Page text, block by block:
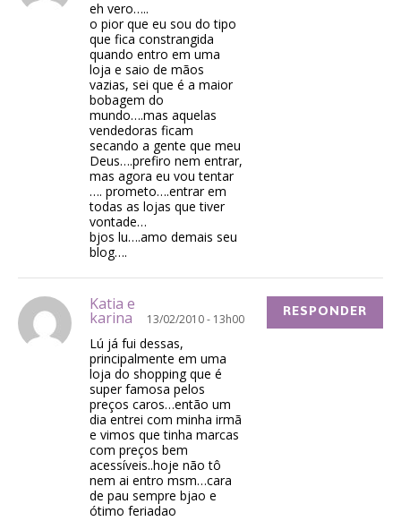
eh vero…..
o pior que eu sou do tipo
que fica constrangida
quando entro em uma
loja e saio de mãos
vazias, sei que é a maior
bobagem do
mundo….mas aquelas
vendedoras ficam
secando a gente que meu
Deus….prefiro nem entrar,
mas agora eu vou tentar
…. prometo….entrar em
todas as lojas que tiver
vontade…
bjos lu….amo demais seu
blog….
Katia e
karina 13/02/2010 - 13h00
Lú já fui dessas,
principalmente em uma
loja do shopping que é
super famosa pelos
preços caros…então um
dia entrei com minha irmã
e vimos que tinha marcas
com preços bem
acessíveis..hoje não tô
nem ai entro msm…cara
de pau sempre bjao e
ótimo feriadao
RESPONDER